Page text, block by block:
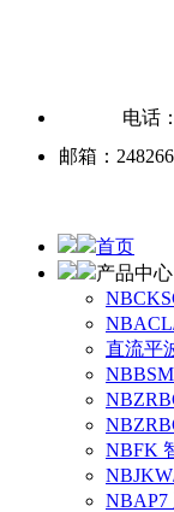
电话
邮箱：
首页
产品中心
直流平
NBFK
NBAP7